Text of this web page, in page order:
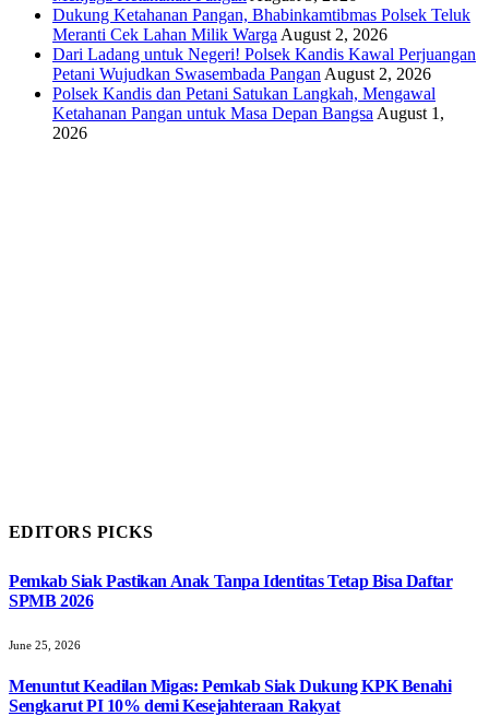
Dukung Ketahanan Pangan, Bhabinkamtibmas Polsek Teluk
Meranti Cek Lahan Milik Warga August 2, 2026
Dari Ladang untuk Negeri! Polsek Kandis Kawal Perjuangan
Petani Wujudkan Swasembada Pangan August 2, 2026
Polsek Kandis dan Petani Satukan Langkah, Mengawal
Ketahanan Pangan untuk Masa Depan Bangsa August 1,
2026
EDITORS PICKS
Pemkab Siak Pastikan Anak Tanpa Identitas Tetap Bisa Daftar
SPMB 2026
June 25, 2026
Menuntut Keadilan Migas: Pemkab Siak Dukung KPK Benahi
Sengkarut PI 10% demi Kesejahteraan Rakyat